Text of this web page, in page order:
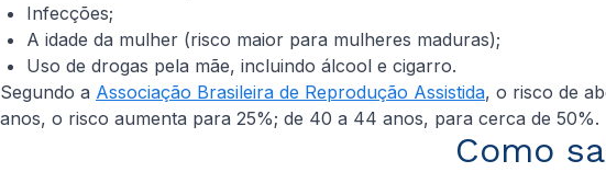
Infecções;
A idade da mulher (risco maior para mulheres maduras);
Uso de drogas pela mãe, incluindo álcool e cigarro.
Segundo a Associação Brasileira de Reprodução Assistida, o risco de
anos, o risco aumenta para 25%; de 40 a 44 anos, para cerca de 50%.
Como